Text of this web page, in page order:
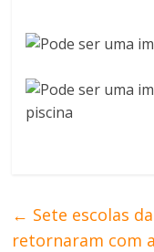
← Sete escolas
retornaram com